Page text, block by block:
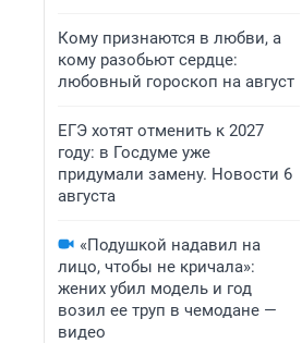
Кому признаются в любви, а
кому разобьют сердце:
любовный гороскоп на август
ЕГЭ хотят отменить к 2027
году: в Госдуме уже
придумали замену. Новости 6
августа
«Подушкой надавил на
лицо, чтобы не кричала»:
жених убил модель и год
возил ее труп в чемодане —
видео